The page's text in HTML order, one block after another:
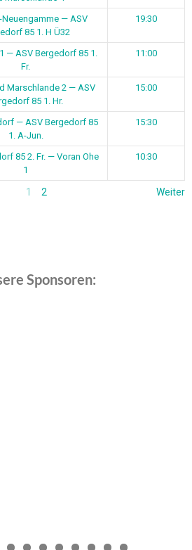
Neuengamme — ASV
85 1. H Ü32
19:30
— ASV Bergedorf 85 1.
Fr.
11:00
Marschlande 2 — ASV
85 1. Hr.
15:00
— ASV Bergedorf 85
1. A-Jun.
15:30
85 2. Fr. — Voran Ohe
1
10:30
1 2 Weiter
Sponsoren: